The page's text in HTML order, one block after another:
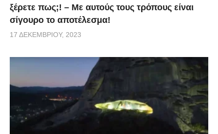
ξέρετε πως;! – Με αυτούς τους τρόπους είναι
σίγουρο το αποτέλεσμα!
17 ΔΕΚΕΜΒΡΊΟΥ, 2023